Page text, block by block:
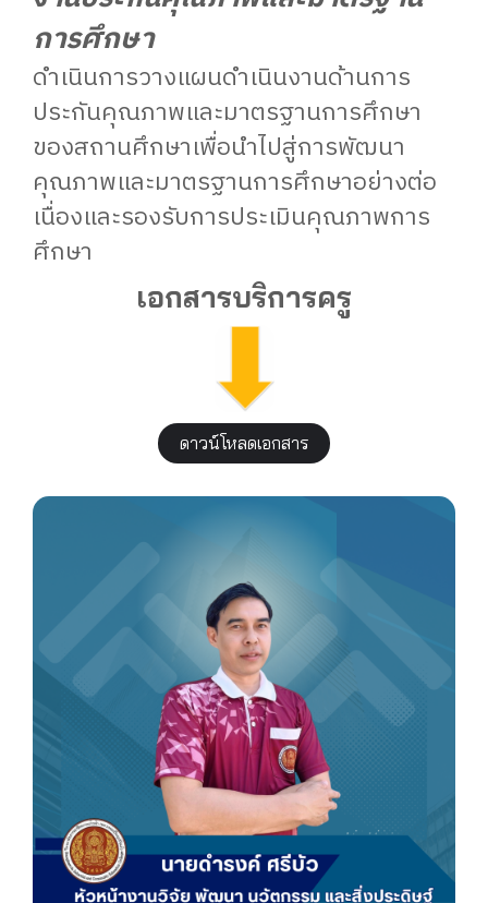
การศึกษา
ดำเนินการวางแผนดำเนินงานด้านการ
ประกันคุณภาพและมาตรฐานการศึกษา
ของสถานศึกษาเพื่อนำไปสู่การพัฒนา
คุณภาพและมาตรฐานการศึกษาอย่างต่อ
เนื่องและรองรับการประเมินคุณภาพการ
ศึกษา
เอกสารบริการครู
ดาวน์โหลดเอกสาร